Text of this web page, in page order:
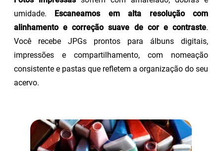
umidade. Escaneamos em alta resolução com
alinhamento e correção suave de cor e contraste.
Você recebe JPGs prontos para álbuns digitais,
impressões e compartilhamento, com nomeação
consistente e pastas que refletem a organização do seu
acervo.